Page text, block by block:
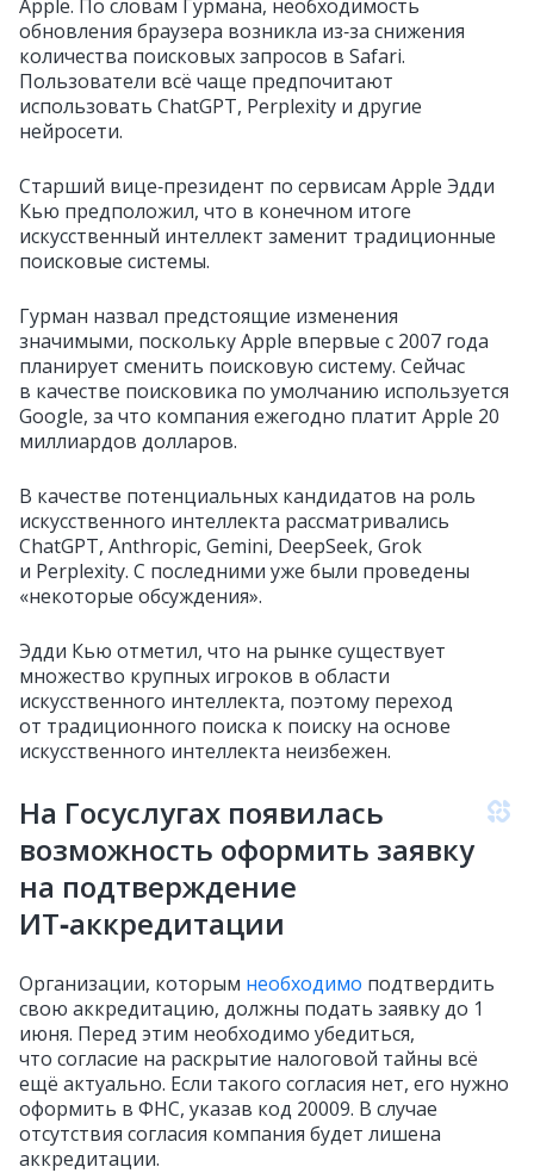
Apple. По словам Гурмана, необходимость
обновления браузера возникла из‑за снижения
количества поисковых запросов в Safari.
Пользователи всё чаще предпочитают
использовать ChatGPT, Perplexity и другие
нейросети.
Старший вице‑президент по сервисам Apple Эдди
Кью предположил, что в конечном итоге
искусственный интеллект заменит традиционные
поисковые системы.
Гурман назвал предстоящие изменения
значимыми, поскольку Apple впервые с 2007 года
планирует сменить поисковую систему. Сейчас
в качестве поисковика по умолчанию используется
Google, за что компания ежегодно платит Apple 20
миллиардов долларов.
В качестве потенциальных кандидатов на роль
искусственного интеллекта рассматривались
ChatGPT, Anthropic, Gemini, DeepSeek, Grok
и Perplexity. С последними уже были проведены
«некоторые обсуждения».
Эдди Кью отметил, что на рынке существует
множество крупных игроков в области
искусственного интеллекта, поэтому переход
от традиционного поиска к поиску на основе
искусственного интеллекта неизбежен.
На Госуслугах появилась
возможность оформить заявку
на подтверждение
ИТ‑аккредитации
Организации, которым необходимо подтвердить
свою аккредитацию, должны подать заявку до 1
июня. Перед этим необходимо убедиться,
что согласие на раскрытие налоговой тайны всё
ещё актуально. Если такого согласия нет, его нужно
оформить в ФНС, указав код 20009. В случае
отсутствия согласия компания будет лишена
аккредитации.